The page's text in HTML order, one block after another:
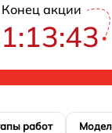
Конец акции
работ